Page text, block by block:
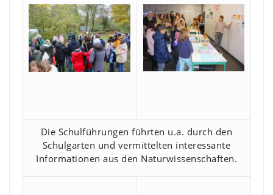
Die Schulführungen führten u.a. durch den
Schulgarten und vermittelten interessante
Informationen aus den Naturwissenschaften.